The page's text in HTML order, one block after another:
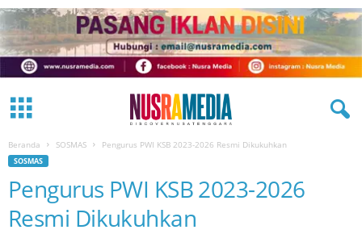
Beranda SOSMAS Pengurus PWI KSB 2023-2026 Resmi Dikukuhkan
SOSMAS
Pengurus PWI KSB 2023-2026
Resmi Dikukuhkan